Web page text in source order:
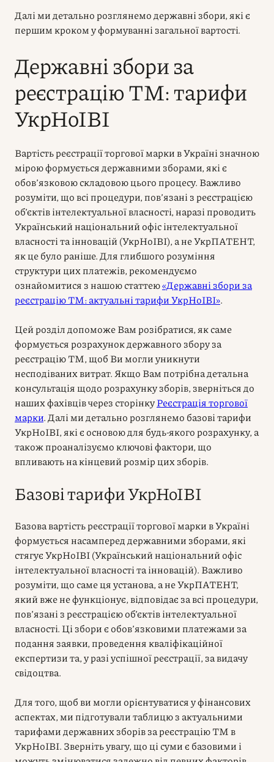
Далі ми детально розглянемо державні збори, які є
першим кроком у формуванні загальної вартості.
Державні збори за
реєстрацію ТМ: тарифи
УкрНоІВІ
Вартість реєстрації торгової марки в Україні значною
мірою формується державними зборами, які є
обов’язковою складовою цього процесу. Важливо
розуміти, що всі процедури, пов’язані з реєстрацією
об’єктів інтелектуальної власності, наразі проводить
Український національний офіс інтелектуальної
власності та інновацій (УкрНоІВІ), а не УкрПАТЕНТ,
як це було раніше. Для глибшого розуміння
структури цих платежів, рекомендуємо
ознайомитися з нашою статтею«Державні збори за
реєстрацію ТМ: актуальні тарифи УкрНоІВІ».
Цей розділ допоможе Вам розібратися, як саме
формується розрахунок державного збору за
реєстрацію ТМ, щоб Ви могли уникнути
несподіваних витрат. Якщо Вам потрібна детальна
консультація щодо розрахунку зборів, зверніться до
наших фахівців через сторінкуРеєстрація торгової
марки. Далі ми детально розглянемо базові тарифи
УкрНоІВІ, які є основою для будь-якого розрахунку, а
також проаналізуємо ключові фактори, що
впливають на кінцевий розмір цих зборів.
Базові тарифи УкрНоІВІ
Базова вартість реєстрації торгової марки в Україні
формується насамперед державними зборами, які
стягує УкрНоІВІ (Український національний офіс
інтелектуальної власності та інновацій). Важливо
розуміти, що саме ця установа, а не УкрПАТЕНТ,
який вже не функціонує, відповідає за всі процедури,
пов’язані з реєстрацією об’єктів інтелектуальної
власності. Ці збори є обов’язковими платежами за
подання заявки, проведення кваліфікаційної
експертизи та, у разі успішної реєстрації, за видачу
свідоцтва.
Для того, щоб ви могли орієнтуватися у фінансових
аспектах, ми підготували таблицю з актуальними
тарифами державних зборів за реєстрацію ТМ в
УкрНоІВІ. Зверніть увагу, що ці суми є базовими і